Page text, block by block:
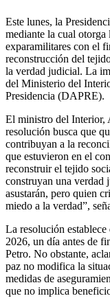
Este lunes, la
mediante la cual otorga
exparamilitares con el
reconstrucción del
la verdad judicial. La
del Ministerio del
Presidencia (DAPRE).
El ministro del Interior,
resolución busca que
contribuyan a la
que estuvieron en el
reconstruir el tejido
construyan una verdad
asustarán, pero quien
miedo a la verdad”,
La resolución establece
2026, un día antes de
Petro. No obstante,
paz no modifica la
medidas de
que no implica